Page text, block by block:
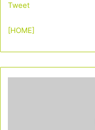
Tweet
[HOME]